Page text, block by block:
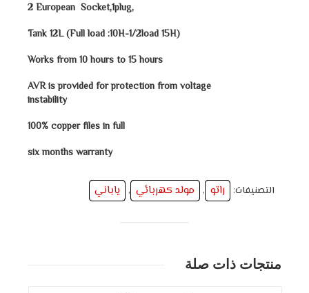
2 European Socket,1plug,
Tank 12L (Full load :10H-1/2load 15H)
Works from 10 hours to 15 hours
AVR is provided for protection from voltage
instability
100% copper files in full
six months warranty
التصنيفات: راتو , مولد كهربائي , ياباني
منتجات ذات صلة